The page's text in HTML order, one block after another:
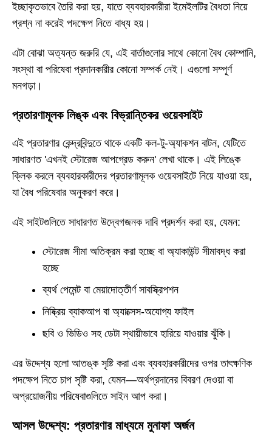
ইচ্ছাকৃতভাবে তৈরি করা হয়, যাতে ব্যবহারকারীরা ইমেইলটির বৈধতা নিয়ে
প্রশ্ন না করেই পদক্ষেপ নিতে বাধ্য হয়।
এটা বোঝা অত্যন্ত জরুরি যে, এই বার্তাগুলোর সাথে কোনো বৈধ কোম্পানি,
সংস্থা বা পরিষেবা প্রদানকারীর কোনো সম্পর্ক নেই। এগুলো সম্পূর্ণ
মনগড়া।
প্রতারণামূলক লিঙ্ক এবং বিভ্রান্তিকর ওয়েবসাইট
এই প্রতারণার কেন্দ্রবিন্দুতে থাকে একটি কল-টু-অ্যাকশন বাটন, যেটিতে
সাধারণত 'এখনই স্টোরেজ আপগ্রেড করুন' লেখা থাকে। এই লিঙ্কে
ক্লিক করলে ব্যবহারকারীদের প্রতারণামূলক ওয়েবসাইটে নিয়ে যাওয়া হয়,
যা বৈধ পরিষেবার অনুকরণ করে।
এই সাইটগুলিতে সাধারণত উদ্বেগজনক দাবি প্রদর্শন করা হয়, যেমন:
স্টোরেজ সীমা অতিক্রম করা হচ্ছে বা অ্যাকাউন্ট সীমাবদ্ধ করা
হচ্ছে
ব্যর্থ পেমেন্ট বা মেয়াদোত্তীর্ণ সাবস্ক্রিপশন
নিষ্ক্রিয় ব্যাকআপ বা অ্যাক্সেস-অযোগ্য ফাইল
ছবি ও ভিডিও সহ ডেটা স্থায়ীভাবে হারিয়ে যাওয়ার ঝুঁকি।
এর উদ্দেশ্য হলো আতঙ্ক সৃষ্টি করা এবং ব্যবহারকারীদের ওপর তাৎক্ষণিক
পদক্ষেপ নিতে চাপ সৃষ্টি করা, যেমন—অর্থপ্রদানের বিবরণ দেওয়া বা
অপ্রয়োজনীয় পরিষেবাগুলিতে সাইন আপ করা।
আসল উদ্দেশ্য: প্রতারণার মাধ্যমে মুনাফা অর্জন